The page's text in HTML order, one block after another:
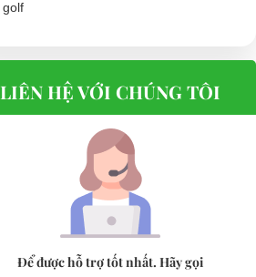
LIÊN HỆ VỚI CHÚNG TÔI
Để được hỗ trợ tốt nhất. Hãy gọi